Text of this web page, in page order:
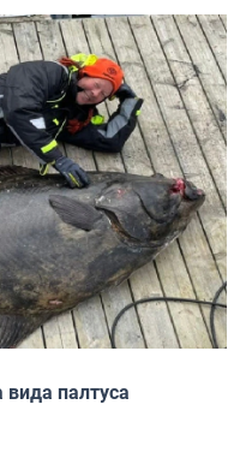
палтуса